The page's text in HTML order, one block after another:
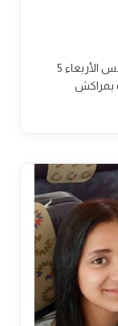
نظّمت الجمعية المغربية لحقوق الإنسان، أمس الأربعاء 5
بمراكش